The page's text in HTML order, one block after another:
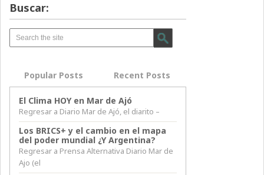
Buscar:
Popular Posts Recent Posts
El Clima HOY en Mar de Ajó
Regresar a Diario Mar de Ajó, el diarito –
Los BRICS+ y el cambio en el mapa
del poder mundial ¿Y Argentina?
Regresar a Prensa Alternativa Diario Mar de
Ajo (el